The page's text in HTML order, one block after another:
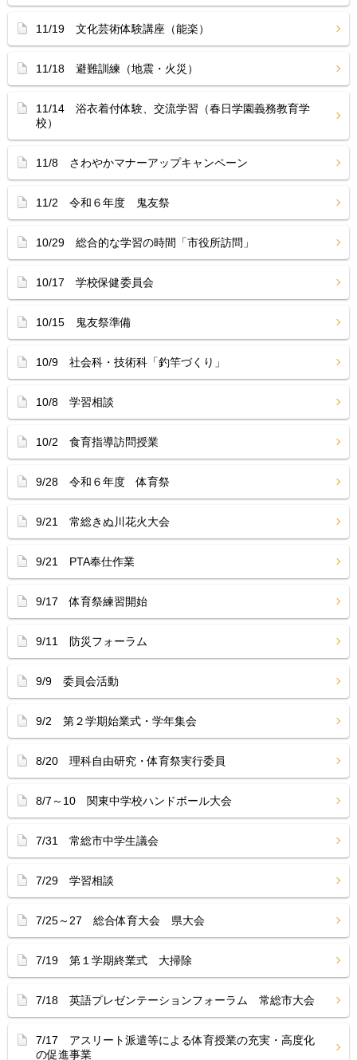
11/19 文化芸術体験講座（能楽）
11/18 避難訓練（地震・火災）
11/14 浴衣着付体験、交流学習（春日学園義務教育学
校）
11/8 さわやかマナーアップキャンペーン
11/2 令和６年度 鬼友祭
10/29 総合的な学習の時間「市役所訪問」
10/17 学校保健委員会
10/15 鬼友祭準備
10/9 社会科・技術科「釣竿づくり」
10/8 学習相談
10/2 食育指導訪問授業
9/28 令和６年度 体育祭
9/21 常総きぬ川花火大会
9/21 PTA奉仕作業
9/17 体育祭練習開始
9/11 防災フォーラム
9/9 委員会活動
9/2 第２学期始業式・学年集会
8/20 理科自由研究・体育祭実行委員
8/7～10 関東中学校ハンドボール大会
7/31 常総市中学生議会
7/29 学習相談
7/25～27 総合体育大会 県大会
7/19 第１学期終業式 大掃除
7/18 英語プレゼンテーションフォーラム 常総市大会
7/17 アスリート派遣等による体育授業の充実・高度化
の促進事業